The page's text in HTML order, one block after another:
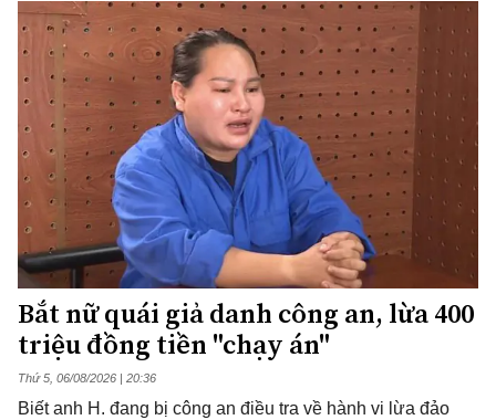
Bắt nữ quái giả danh công an, lừa 400
triệu đồng tiền "chạy án"
Thứ 5, 06/08/2026 | 20:36
Biết anh H. đang bị công an điều tra về hành vi lừa đảo